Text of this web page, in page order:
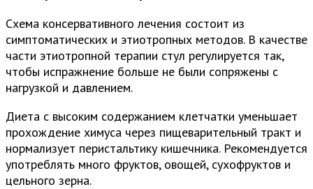
Схема консервативного лечения состоит из
симптоматических и этиотропных методов. В качестве
части этиотропной терапии стул регулируется так,
чтобы испражнение больше не были сопряжены с
нагрузкой и давлением.
Диета с высоким содержанием клетчатки уменьшает
прохождение химуса через пищеварительный тракт и
нормализует перистальтику кишечника. Рекомендуется
употреблять много фруктов, овощей, сухофруктов и
цельного зерна.